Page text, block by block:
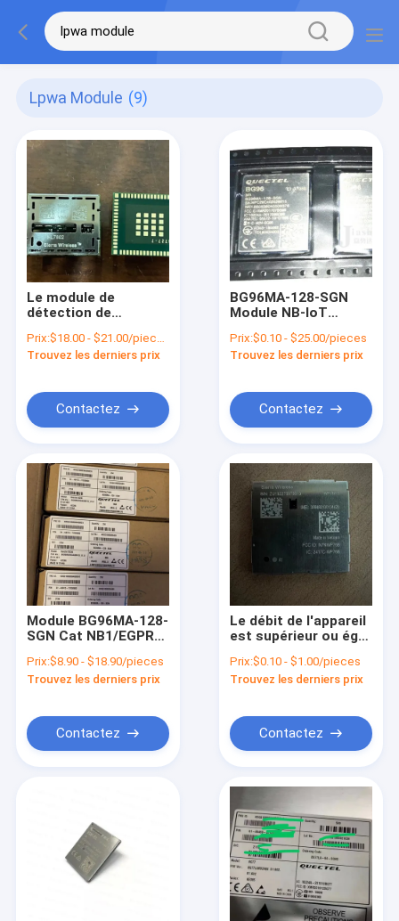
Lpwa Module (9)
Le module de
détection de
combustion est
utilisé.
Prix:$18.00 - $21.00/pieces
Trouvez les derniers prix
Contactez
BG96MA-128-SGN
Module NB-IoT
Facteur de forme Lte
CAT M1
Prix:$0.10 - $25.00/pieces
Trouvez les derniers prix
Contactez
Module BG96MA-128-
SGN Cat NB1/EGPRS
téléphonie mobile
Prix:$8.90 - $18.90/pieces
Trouvez les derniers prix
Contactez
Le débit de l'appareil
est supérieur ou égal
l'appareil.
Prix:$0.10 - $1.00/pieces
Trouvez les derniers prix
Contactez